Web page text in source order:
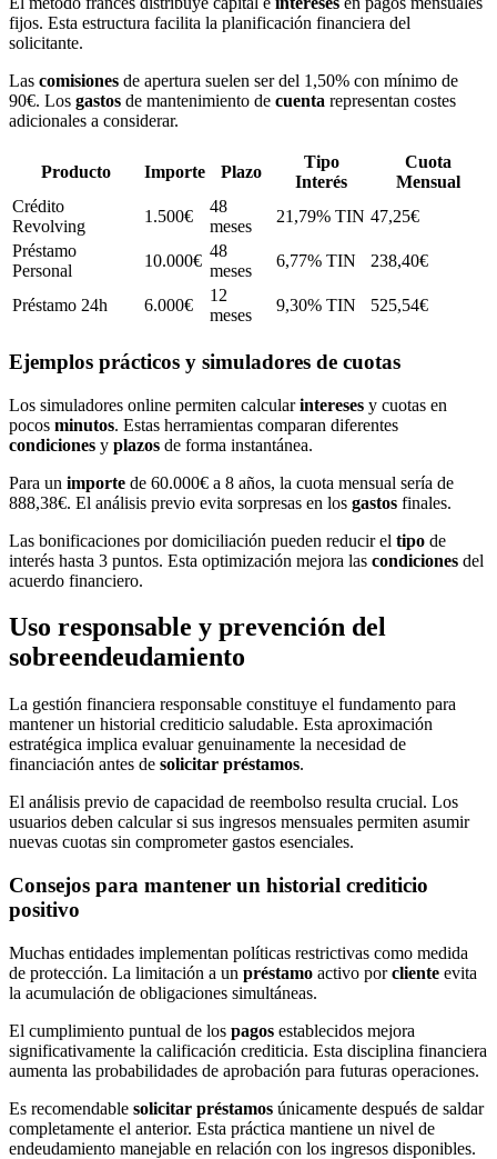
fijos. Esta estructura facilita la planificación financiera del
solicitante.
Las comisiones de apertura suelen ser del 1,50% con mínimo de
90€. Los gastos de mantenimiento de cuenta representan costes
adicionales a considerar.
Producto Importe Plazo
Tipo
Interés
Cuota
Mensual
Crédito
Revolving
1.500€
48
meses
21,79% TIN 47,25€
Préstamo
Personal
10.000€
48
meses
6,77% TIN 238,40€
Préstamo 24h 6.000€
12
meses
9,30% TIN 525,54€
Ejemplos prácticos y simuladores de cuotas
Los simuladores online permiten calcularintereses y cuotas en
pocos minutos. Estas herramientas comparan diferentes
condiciones y plazos de forma instantánea.
Para un importe de 60.000€ a 8 años, la cuota mensual sería de
888,38€. El análisis previo evita sorpresas en los gastos finales.
Las bonificaciones por domiciliación pueden reducir el tipo de
interés hasta 3 puntos. Esta optimización mejora las condiciones del
acuerdo financiero.
Uso responsable y prevención del
sobreendeudamiento
La gestión financiera responsable constituye el fundamento para
mantener un historial crediticio saludable. Esta aproximación
estratégica implica evaluar genuinamente la necesidad de
financiación antes de solicitar préstamos.
El análisis previo de capacidad de reembolso resulta crucial. Los
usuarios deben calcular si sus ingresos mensuales permiten asumir
nuevas cuotas sin comprometer gastos esenciales.
Consejos para mantener un historial crediticio
positivo
Muchas entidades implementan políticas restrictivas como medida
de protección. La limitación a un préstamo activo porcliente evita
la acumulación de obligaciones simultáneas.
El cumplimiento puntual de los pagos establecidos mejora
significativamente la calificación crediticia. Esta disciplina financiera
aumenta las probabilidades de aprobación para futuras operaciones.
Es recomendable solicitar préstamos únicamente después de saldar
completamente el anterior. Esta práctica mantiene un nivel de
endeudamiento manejable en relación con los ingresos disponibles.